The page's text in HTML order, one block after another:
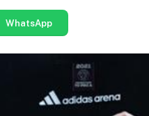
WhatsApp